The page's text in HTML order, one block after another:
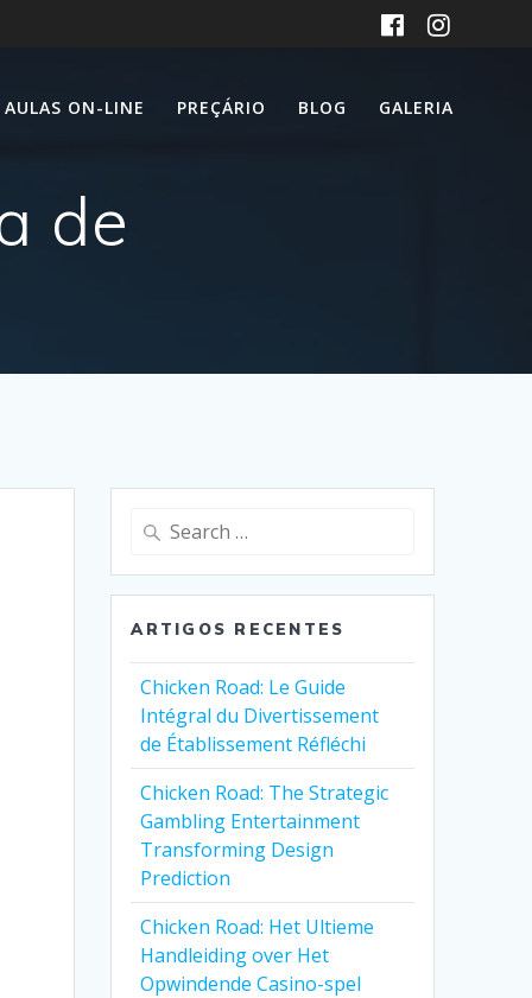
AULAS ON-LINE PREÇÁRIO BLOG GALERIA
de
Search
ARTIGOS RECENTES
Chicken Road: Le Guide
Intégral du Divertissement
de Établissement Réfléchi
Chicken Road: The Strategic
Gambling Entertainment
Transforming Design
Prediction
Chicken Road: Het Ultieme
Handleiding over Het
Opwindende Casino-spel